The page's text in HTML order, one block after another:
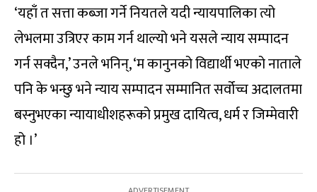
‘यहाँ त सत्ता कब्जा गर्ने नियतले यदी न्यायपालिका त्यो
लेभलमा उत्रिएर काम गर्न थाल्यो भने यसले न्याय सम्पादन
गर्न सक्दैन,’ उनले भनिन्, ‘म कानुनको विद्यार्थी भएको नाताले
पनि के भन्छु भने न्याय सम्पादन सम्मानित सर्वोच्च अदालतमा
बस्नुभएका न्यायाधीशहरूको प्रमुख दायित्व, धर्म र जिम्मेवारी
हो ।’